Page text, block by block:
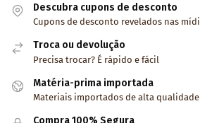
Descubra cupons de desconto
Cupons de desconto revelados nas
Troca ou devolução
Precisa trocar? É rápido e fácil
Matéria-prima importada
Materiais importados de alta qualidade
Compra 100% Segura